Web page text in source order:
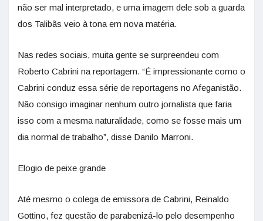
não ser mal interpretado, e uma imagem dele sob a guarda
dos Talibãs veio à tona em nova matéria.
Nas redes sociais, muita gente se surpreendeu com
Roberto Cabrini na reportagem. “É impressionante como o
Cabrini conduz essa série de reportagens no Afeganistão.
Não consigo imaginar nenhum outro jornalista que faria
isso com a mesma naturalidade, como se fosse mais um
dia normal de trabalho”, disse Danilo Marroni.
Elogio de peixe grande
Até mesmo o colega de emissora de Cabrini, Reinaldo
Gottino, fez questão de parabenizá-lo pelo desempenho